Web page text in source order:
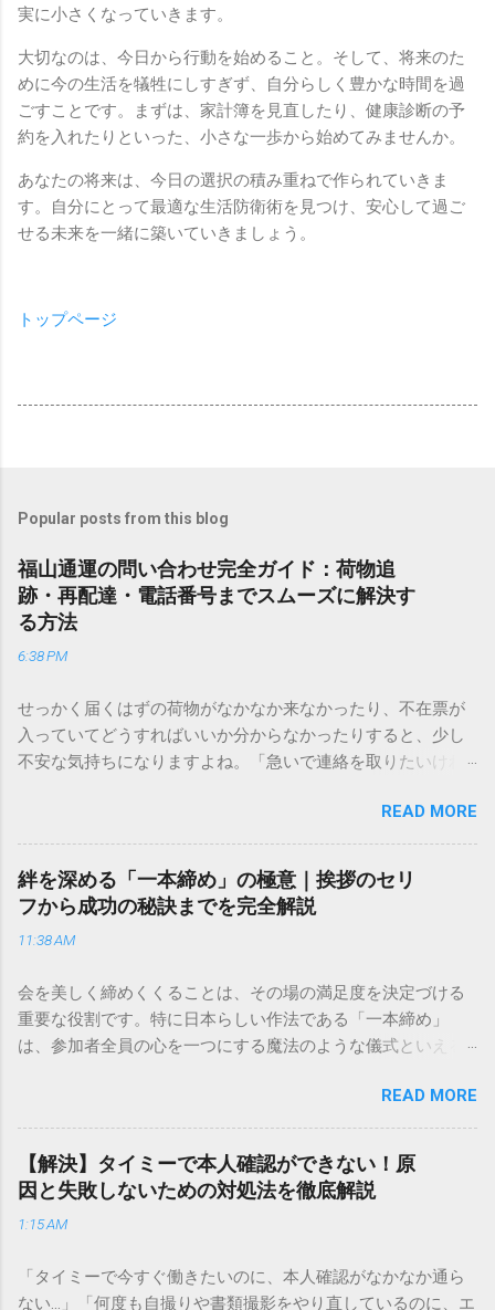
実に小さくなっていきます。
大切なのは、今日から行動を始めること。そして、将来のた
めに今の生活を犠牲にしすぎず、自分らしく豊かな時間を過
ごすことです。まずは、家計簿を見直したり、健康診断の予
約を入れたりといった、小さな一歩から始めてみませんか。
あなたの将来は、今日の選択の積み重ねで作られていきま
す。自分にとって最適な生活防衛術を見つけ、安心して過ご
せる未来を一緒に築いていきましょう。
トップページ
Popular posts from this blog
福山通運の問い合わせ完全ガイド：荷物追
跡・再配達・電話番号までスムーズに解決す
る方法
6:38 PM
せっかく届くはずの荷物がなかなか来なかったり、不在票が
入っていてどうすればいいか分からなかったりすると、少し
不安な気持ちになりますよね。「急いで連絡を取りたいけれ
きできる？」といった疑問を抱える方も多いはずです。 福山
通運は企業間物流のイメージが強いかもしれませんが、個人
向けの宅配サービスも非常に充実しています。大切なのは、
目的に合わせた適切な連絡先を選ぶことです。この記事で
は、荷物の追跡確認から営業所への電話連絡、再配達の依頼
手順まで、初めての方でも迷わずに解決できる方法を詳しく
本全国に広範なネットワークを持つ大手運送会社です。特に
重量物や大型の荷物、そして企業間の輸送において圧倒的な
実績を誇ります。 個人で利用する場合、他の宅配業者と少し
いう特徴があります。地域に密着した各拠点が配送をコント
ロールしているため、現場の状況に合わせた柔軟な相談がし
やすいのがメリットです。まずは、今抱えている悩みがどの
サービスで解決できるかを確認していきましょう。 1. 荷物の
るのが最も効率的です。現在の荷物がいったいどこにあるの
か、いつ届く予定なのかは、お手元の番号一つで判明しま
READ MORE
絆を深める「一本締め」の極意｜挨拶のセリ
フから成功の秘訣までを完全解説
11:38 AM
会を美しく締めくくることは、その場の満足度を決定づける
重要な役割です。特に日本らしい作法である「一本締め」
は、参加者全員の心を一つにする魔法のような儀式といえる
「手拍子のリズムに自信がない」と不安を感じる方も多いは
ずです。この記事では、ビジネスからカジュアルな集まりま
で、どのような場面でも堂々と立ち振る舞えるための「一本
締め」の作法を、基礎知識から具体的なセリフ例まで丁寧に
解説します。 一本締めとは？その本質と効果 一本締めは、単
に手を叩いて終わらせる作業ではありません。その時間、そ
て刻み込む伝統的な儀礼です。 一本締めがもたらすポジティ
READ MORE
【解決】タイミーで本人確認ができない！原
因と失敗しないための対処法を徹底解説
1:15 AM
「タイミーで今すぐ働きたいのに、本人確認がなかなか通ら
ない…」「何度も自撮りや書類撮影をやり直しているのに、エ